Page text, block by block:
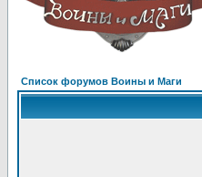
Список форумов Воины и Маги